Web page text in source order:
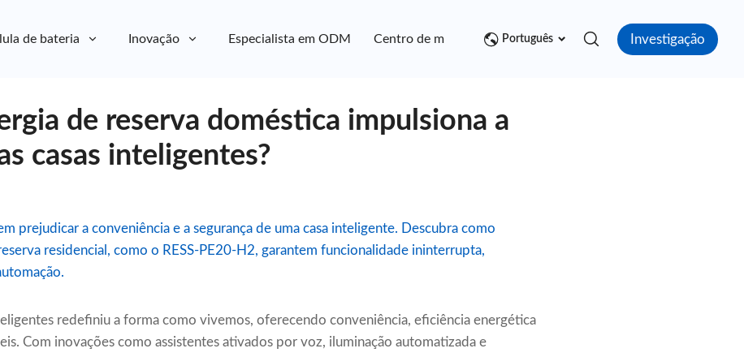
de bateria Inovação Especialista em ODM Centro de mídia Contato
Português Investigação
de reserva doméstica impulsiona a
casas inteligentes?
prejudicar a conveniência e a segurança de uma casa inteligente. Descubra como
residencial, como o RESS-PE20-H2, garantem funcionalidade ininterrupta,
redefiniu a forma como vivemos, oferecendo conveniência, eficiência energética
Com inovações como assistentes ativados por voz, iluminação automatizada e